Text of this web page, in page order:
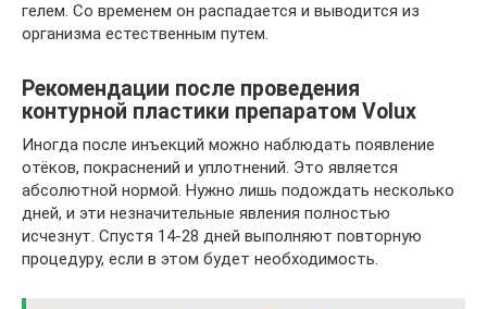
гелем. Со временем он распадается и выводится из
организма естественным путем.
Рекомендации после проведения
контурной пластики препаратом Volux
Иногда после инъекций можно наблюдать появление
отёков, покраснений и уплотнений. Это является
абсолютной нормой. Нужно лишь подождать несколько
дней, и эти незначительные явления полностью
исчезнут. Спустя 14-28 дней выполняют повторную
процедуру, если в этом будет необходимость.